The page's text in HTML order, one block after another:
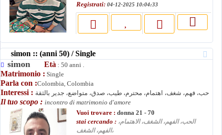
Registrati: 04-12-2025 10:04:33
simon :: (anni 50) / Single
simon Età : 50 anni .
Matrimonio : Single
Parla con :Colombia, Colombia
Interessi : حب، فهم، شغف، اهتمام، محترم، طيب، صدق، متواضع، جدير بالثقة
Il tuo scopo : incontro di matrimonio d'amore
Vuoi trovare : donna 21 - 70
stai cercando : الحب، الفهم، الشغف، الاهتمام،
الفهم، الشغف،